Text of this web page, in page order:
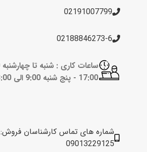
02191007799
02188846273-6
17:00 -
پنج شنبه 9:00 الی 13:00
شماره های تماس کارشناسان فروش:
09013229125